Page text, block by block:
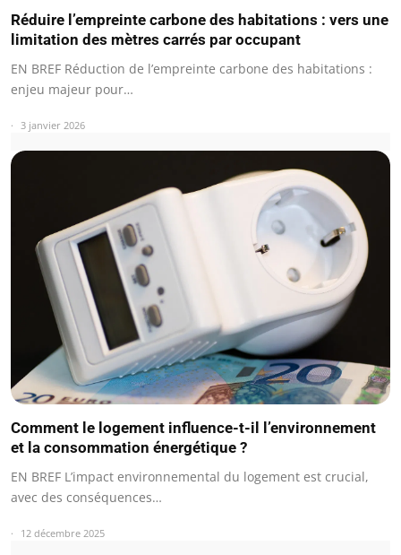
Réduire l’empreinte carbone des habitations : vers une
limitation des mètres carrés par occupant
EN BREF Réduction de l’empreinte carbone des habitations :
enjeu majeur pour…
3 janvier 2026
Comment le logement influence-t-il l’environnement
et la consommation énergétique ?
EN BREF L’impact environnemental du logement est crucial,
avec des conséquences…
12 décembre 2025